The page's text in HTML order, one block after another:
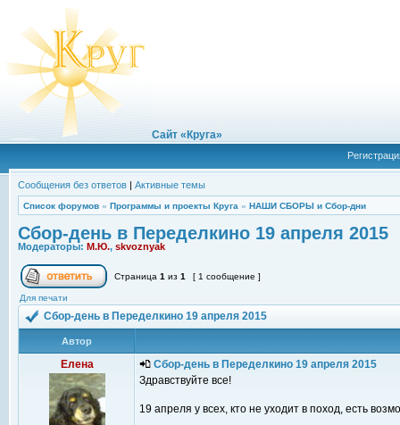
Сайт «Круга»
Сообщения без ответов | Активные темы
Список форумов » Программы и проекты Круга » НАШИ СБОРЫ и Сбор-дни
Сбор-день в Переделкино 19 апреля 2015
Модераторы: М.Ю., skvoznyak
Страница 1 из 1 [ 1 сообщение ]
Для печати
Сбор-день в Переделкино 19 апреля 2015
Автор
Елена
Сбор-день в Переделкино 19 апреля 2015
Здравствуйте все!
19 апреля у всех, кто не уходит в поход, есть